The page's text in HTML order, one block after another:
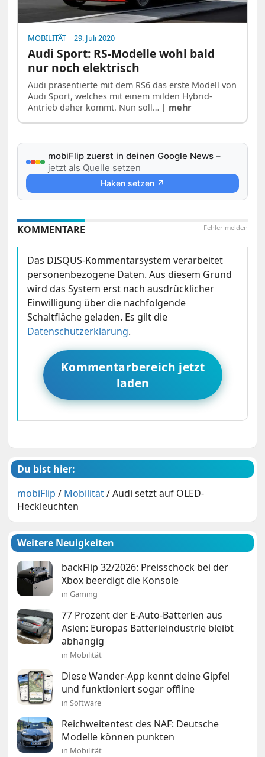
MOBILITÄT | 29. Juli 2020
Audi Sport: RS-Modelle wohl bald
nur noch elektrisch
Audi präsentierte mit dem RS6 das erste Modell von
Audi Sport, welches mit einem milden Hybrid-
Antrieb daher kommt. Nun soll… | mehr
mobiFlip zuerst in deinen Google News –
jetzt als Quelle setzen
Haken setzen ↗
Fehler melden
KOMMENTARE
Das DISQUS-Kommentarsystem verarbeitet
personenbezogene Daten. Aus diesem Grund
wird das System erst nach ausdrücklicher
Einwilligung über die nachfolgende
Schaltfläche geladen. Es gilt die
Datenschutzerklärung.
Kommentarbereich jetzt
laden
Du bist hier:
mobiFlip / Mobilität/Audi setzt auf OLED-
Heckleuchten
Weitere Neuigkeiten
backFlip 32/2026: Preisschock bei der
Xbox beerdigt die Konsole
in Gaming
77 Prozent der E-Auto-Batterien aus
Asien: Europas Batterieindustrie bleibt
abhängig
in Mobilität
Diese Wander-App kennt deine Gipfel
und funktioniert sogar offline
in Software
Reichweitentest des NAF: Deutsche
Modelle können punkten
in Mobilität